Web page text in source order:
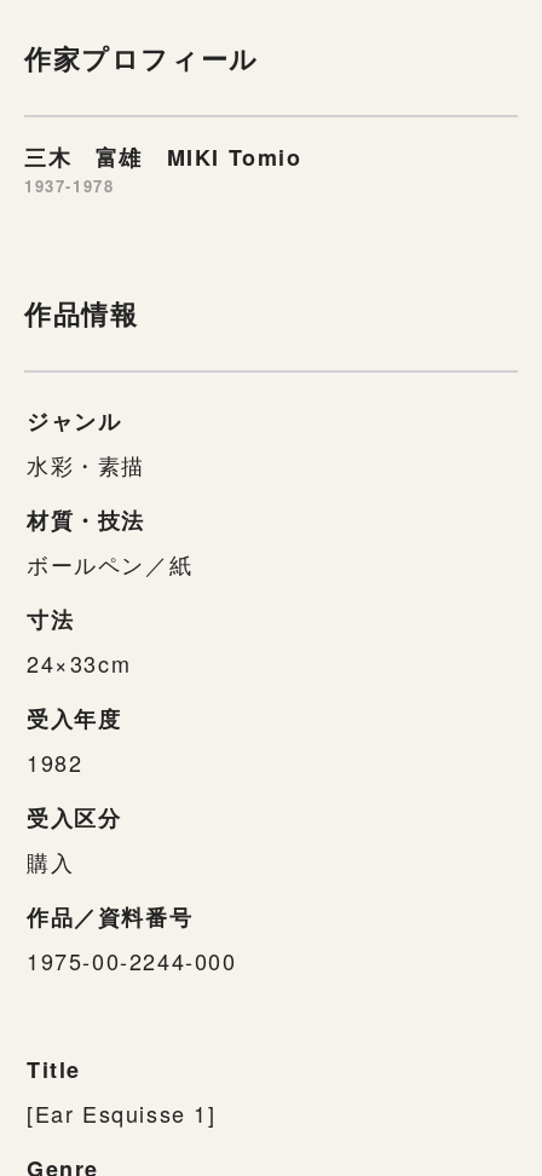
作家プロフィール
三木 富雄 MIKI Tomio
1937-1978
作品情報
ジャンル
水彩・素描
材質・技法
ボールペン／紙
寸法
24×33cm
受入年度
1982
受入区分
購入
作品／資料番号
1975-00-2244-000
Title
[Ear Esquisse 1]
Genre